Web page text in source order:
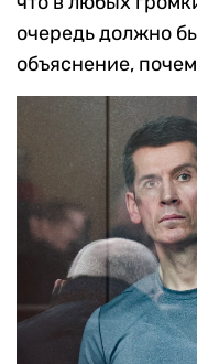
очередь должно
объяснение,